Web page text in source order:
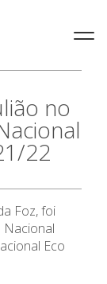
no
22
Foz, foi
Nacional
Eco